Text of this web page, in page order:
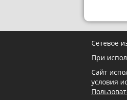
Сетевое
При
Сайт
условия